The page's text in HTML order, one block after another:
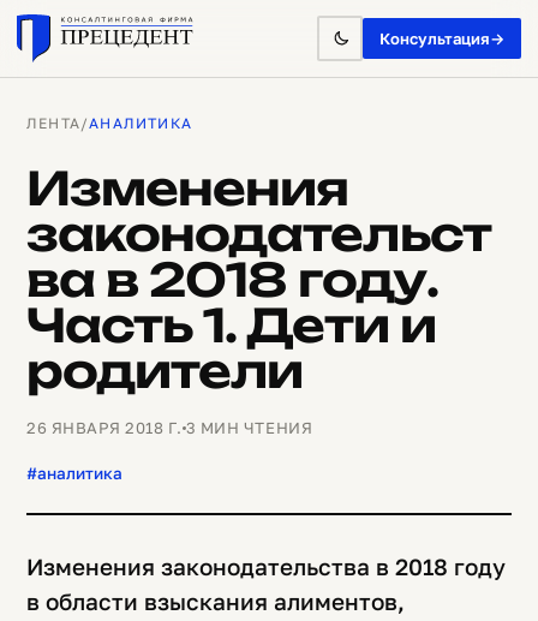
Консультация→
ЛЕНТА/АНАЛИТИКА
Изменения
законодательст
ва в 2018 году.
Часть 1. Дети и
родители
26 ЯНВАРЯ 2018 Г. 3 МИН ЧТЕНИЯ
#аналитика
Изменения законодательства в 2018 году
в области взыскания алиментов,